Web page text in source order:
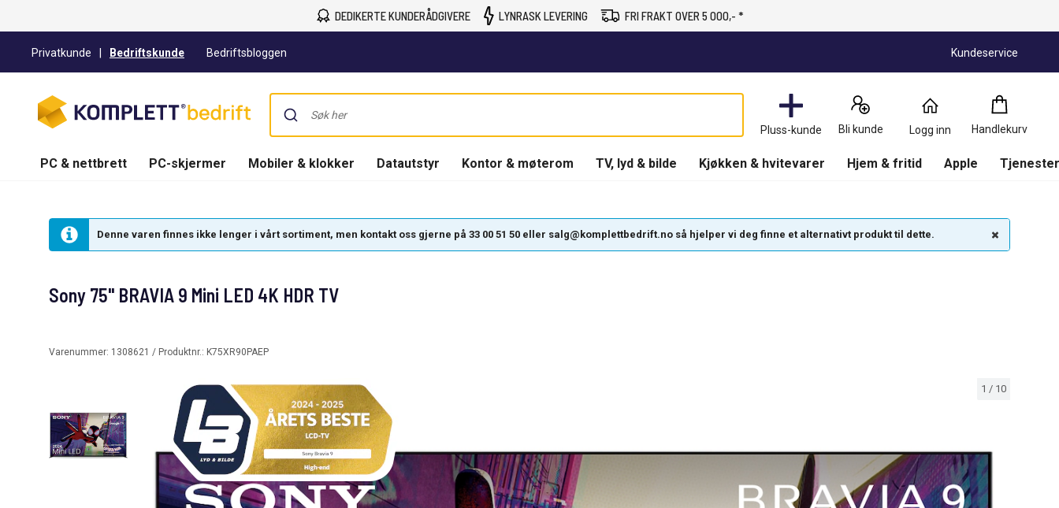
DEDIKERTE KUNDERÅDGIVERE LYNRASK LEVERING FRI FRAKT OVER 5 000,- *
Privatkunde Bedriftskunde Bedriftsbloggen Kundeservice
Pluss-kunde Bli kunde Logg inn Handlekurv
Handlekurv
0
Produkter
PC & nettbrett PC-skjermer Mobiler & klokker Datautstyr Kontor & møterom TV, lyd & bilde Kjøkken & hvitevarer Hjem & fritid Apple
Denne varen finnes ikke lenger i vårt sortiment, men kontakt oss gjerne på 33 00 51 50 eller salg@komplettbedrift.no så hjelper vi deg finne et alternativt produkt til dette.
1 / 10
Sony 75" BRAVIA 9 Mini LED 4K HDR TV
Varenummer: 1308621 / Produktnr.: K75XR90PAEP